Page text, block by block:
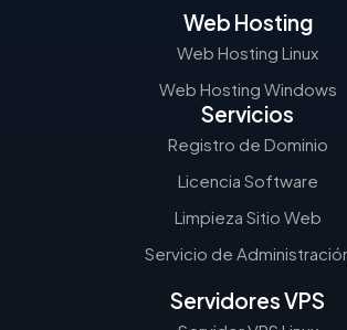
Web Hosting
Web Hosting Linux
Web Hosting Windows
Servicios
Registro de Dominio
Licencia Software
Limpieza Sitio Web
Servicio de
Servidores VPS